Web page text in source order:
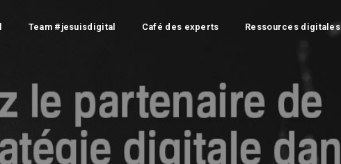
Team #jesuisdigital Café des experts
Ressources digitales